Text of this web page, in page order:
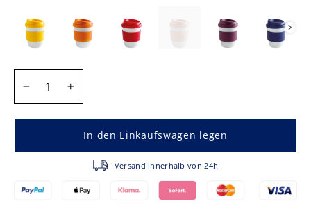
In den Einkaufswagen legen
Versand innerhalb von 24h